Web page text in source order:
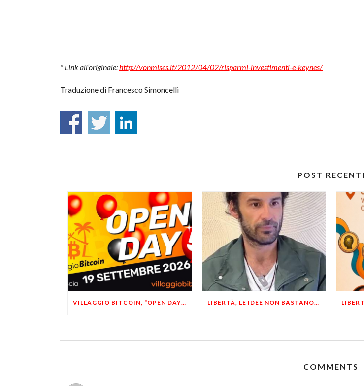
* Link all’originale:http://vonmises.it/2012/04/02/risparmi-investimenti-e-keynes/
Traduzione di Francesco Simoncelli
POST RECENTI
VILLAGGIO BITCOIN, “OPEN DAY 5”: LEONARDO FACCO OSPITE A BRESCIA LIBERTÀ, LE IDEE NON BASTANO! SERVONO ESEMPI E UN PO’ DI COERENZA
COMMENTS